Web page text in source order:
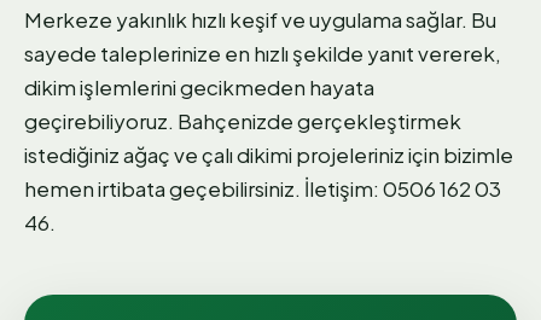
Merkeze yakınlık hızlı keşif ve uygulama sağlar. Bu
sayede taleplerinize en hızlı şekilde yanıt vererek,
dikim işlemlerini gecikmeden hayata
geçirebiliyoruz. Bahçenizde gerçekleştirmek
istediğiniz ağaç ve çalı dikimi projeleriniz için bizimle
hemen irtibata geçebilirsiniz. İletişim: 0506 162 03
46.